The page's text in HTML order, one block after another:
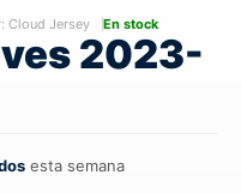
Cloud Jersey En stock
2023-
esta semana